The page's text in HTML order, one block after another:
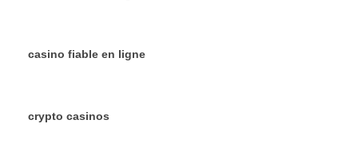
casino fiable en ligne
crypto casinos